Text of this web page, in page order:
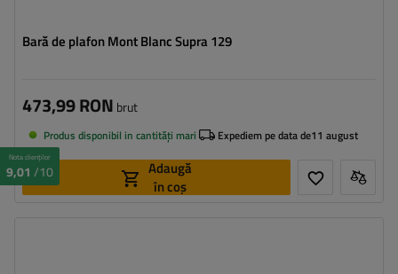
Bară de plafon Mont Blanc Supra 129
473,99 RON brut
Produs disponibil in cantități mari Expediem pe data de11 august
Adaugă
în coș
Nota clienților
9,01 /10